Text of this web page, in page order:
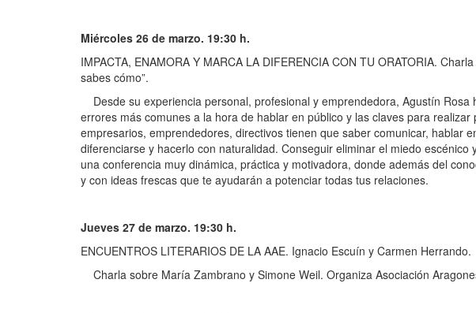
Miércoles 26 de marzo. 19:30 h.
IMPACTA, ENAMORA Y MARCA LA DIFERENCIA CON TU ORATORIA.
sabes cómo”.
Desde su experiencia personal, profesional y emprendedora, Agustín
errores más comunes a la hora de hablar en público y las claves para
empresarios, emprendedores, directivos tienen que saber comunicar, hablar
diferenciarse y hacerlo con naturalidad. Conseguir eliminar el miedo
una conferencia muy dinámica, práctica y motivadora, donde además del
y con ideas frescas que te ayudarán a potenciar todas tus relaciones.
Jueves 27 de marzo. 19:30 h.
ENCUENTROS LITERARIOS DE LA AAE. Ignacio Escuín y Carmen Herrando.
Charla sobre María Zambrano y Simone Weil. Organiza Asociación